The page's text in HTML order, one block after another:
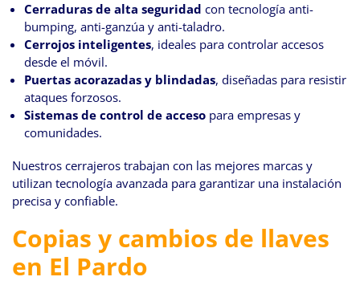
Cerraduras de alta seguridad con tecnología anti-
bumping, anti-ganzúa y anti-taladro.
Cerrojos inteligentes, ideales para controlar accesos
desde el móvil.
Puertas acorazadas y blindadas, diseñadas para resistir
ataques forzosos.
Sistemas de control de acceso para empresas y
comunidades.
Nuestros cerrajeros trabajan con las mejores marcas y
utilizan tecnología avanzada para garantizar una instalación
precisa y confiable.
Copias y cambios de llaves
en El Pardo